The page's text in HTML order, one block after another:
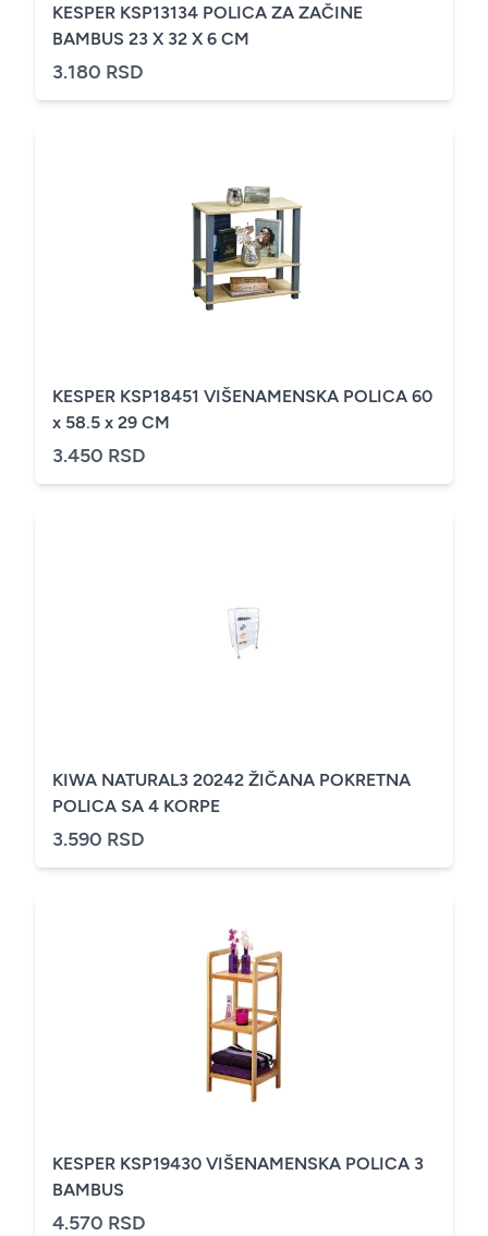
KESPER KSP13134 POLICA ZA ZAČINE
BAMBUS 23 X 32 X 6 CM
3.180 RSD
KESPER KSP18451 VIŠENAMENSKA POLICA 60
x 58.5 x 29 CM
3.450 RSD
KIWA NATURAL3 20242 ŽIČANA POKRETNA
POLICA SA 4 KORPE
3.590 RSD
KESPER KSP19430 VIŠENAMENSKA POLICA 3
BAMBUS
4.570 RSD